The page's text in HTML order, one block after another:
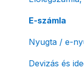
Tömeges-, és
Megbízott
Online
E-számla
Nyugta / e-
Devizás és